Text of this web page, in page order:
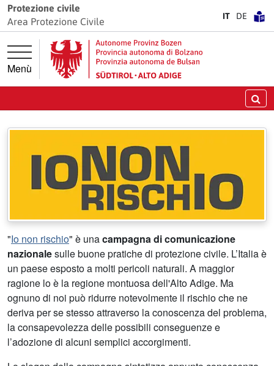
Vai direttamente alla navigazione principale
Vai al contenuto principale
Protezione civile
Area Protezione Civile
IT DE
Menù Protezione civile
Sicurezza. Responsabilità. Fiducia.
"Io non rischio" è unacampagna di comunicazione
nazionalesulle buone pratiche di protezione civile. L’Italia è
un paese esposto a molti pericoli naturali. A maggior
ragione lo è la regione montuosa dell'Alto Adige. Ma
ognuno di noi può ridurre notevolmente il rischio che ne
deriva per se stesso attraverso la conoscenza del problema,
la consapevolezza delle possibili conseguenze e
l’adozione di alcuni semplici accorgimenti.